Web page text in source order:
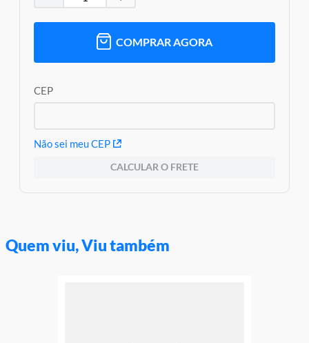
COMPRAR AGORA
CEP
Não sei meu CEP
CALCULAR O FRETE
Quem viu, Viu também